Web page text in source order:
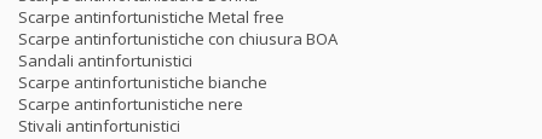
Scarpe antinfortunistiche Metal free
Scarpe antinfortunistiche con chiusura BOA
Sandali antinfortunistici
Scarpe antinfortunistiche bianche
Scarpe antinfortunistiche nere
Stivali antinfortunistici